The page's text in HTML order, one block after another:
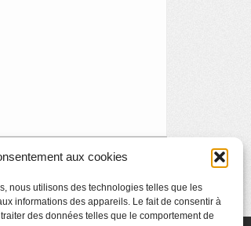
aux cookies
nous utilisons des technologies telles que les
informations des appareils. Le fait de consentir à
des données telles que le comportement de